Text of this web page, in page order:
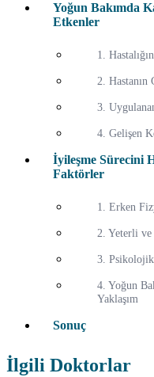
Yoğun Bakımda
Etkenler
1.
2. Hastanın
3.
4. Gelişen
İyileşme Sürecini
Faktörler
1. Erken
2. Yeterli ve
3. Psikolojik
4. Yoğun
Yaklaşım
Sonuç
İlgili Doktorlar